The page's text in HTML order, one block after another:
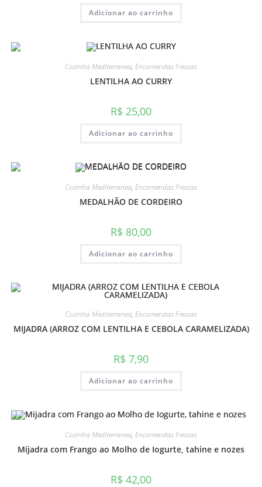
Adicionar ao carrinho
Cozinha Mediterranea, Encomendas Frescas
LENTILHA AO CURRY
R$ 25,00
Adicionar ao carrinho
Cozinha Mediterranea, Encomendas Frescas
MEDALHÃO DE CORDEIRO
R$ 80,00
Adicionar ao carrinho
Cozinha Mediterranea, Encomendas Frescas
MIJADRA (ARROZ COM LENTILHA E CEBOLA CARAMELIZADA)
R$ 7,90
Adicionar ao carrinho
Cozinha Mediterranea, Encomendas Frescas
Mijadra com Frango ao Molho de Iogurte, tahine e nozes
R$ 42,00